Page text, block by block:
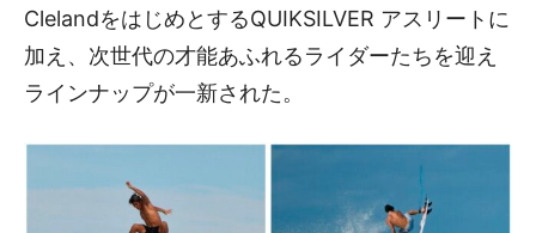
ClelandをはじめとするQUIKSILVER アスリートに
加え、次世代の才能あふれるライダーたちを迎え
ラインナップが一新された。